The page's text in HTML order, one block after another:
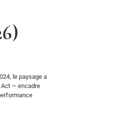
le paysage a
Act — encadre